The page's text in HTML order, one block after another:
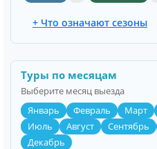
+ Что означают сезоны
Туры по месяцам
Выберите месяц выезда
Январь
Февраль Март
Июль
Август Сентябрь
Декабрь